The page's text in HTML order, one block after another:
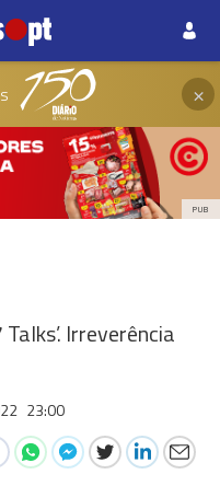
×
PUB
Irreverência
23:00